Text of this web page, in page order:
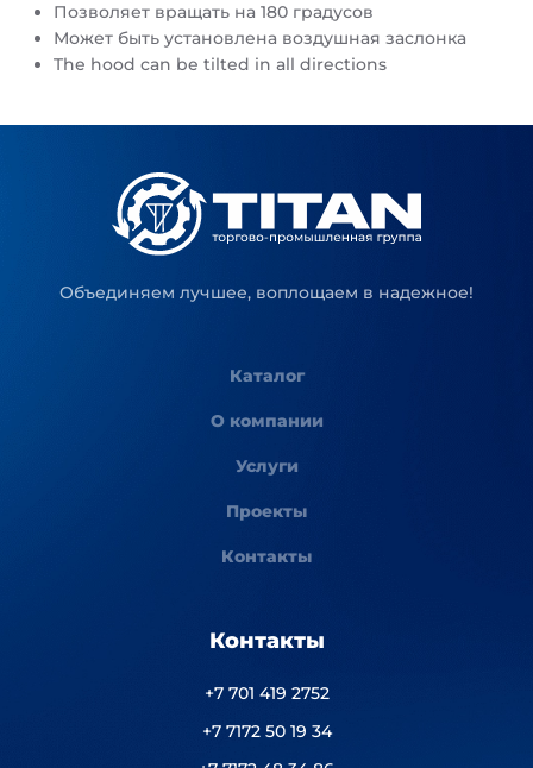
Позволяет вращать на 180 градусов
Может быть установлена воздушная заслонка
The hood can be tilted in all directions
Объединяем лучшее, воплощаем в надежное!
Каталог
О компании
Услуги
Проекты
Контакты
Контакты
+7 701 419 2752
+7 7172 50 19 34